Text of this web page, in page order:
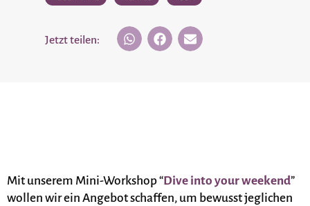
Jetzt teilen:
Mit unserem Mini-Workshop “ Dive into your weekend”
wollen wir ein Angebot schaffen, um bewusst jeglichen